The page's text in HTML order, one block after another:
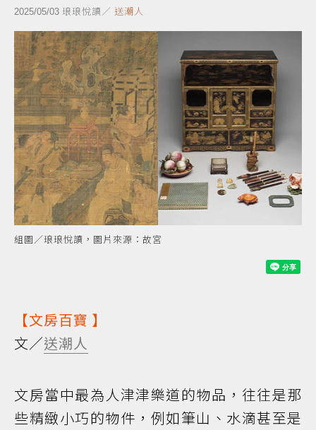
2025/05/03 琅琅悅讀／ 送潮人
組圖／琅琅悅讀，圖片來源：故宮
【文房百寶 】
文／送潮人
文房當中最為人津津樂道的物品，往往是那
些精緻小巧的物件，例如筆山、水滴甚至是